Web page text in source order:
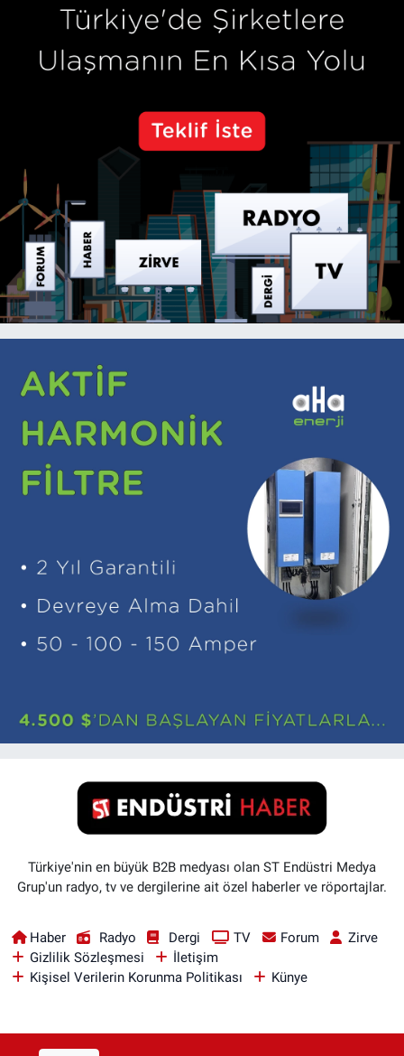
Türkiye'nin en büyük B2B medyası olan ST Endüstri Medya
Grup'un radyo, tv ve dergilerine ait özel haberler ve röportajlar.
Haber Radyo Dergi TV Forum
Zirve
Gizlilik Sözleşmesi
İletişim
Kişisel Verilerin Korunma Politikası
Künye